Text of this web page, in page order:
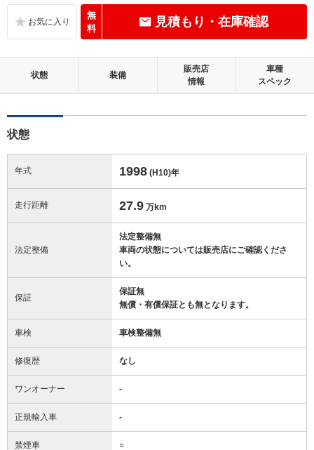
無
料
見積もり・在庫確認
状態 装備
販売店
情報
車種
スペック
状態
年式 1998 (H10)年
走行距離 27.9 万km
法定整備
法定整備無
車両の状態については販売店にご確認くださ
い。
保証
保証無
無償・有償保証とも無となります。
車検 車検整備無
修復歴 なし
ワンオーナー -
正規輸入車 -
禁煙車 ○